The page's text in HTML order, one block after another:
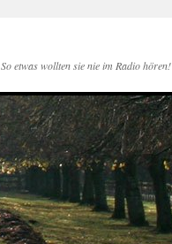
So etwas wollten sie nie im Radio hören!